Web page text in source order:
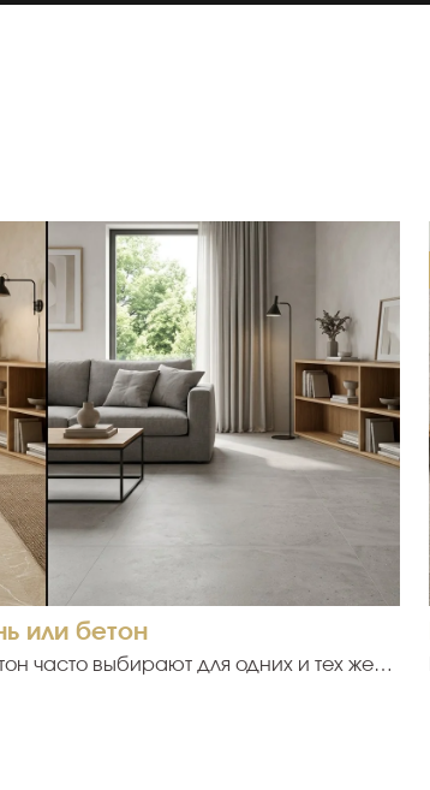
или бетон
часто выбирают для одних и тех же